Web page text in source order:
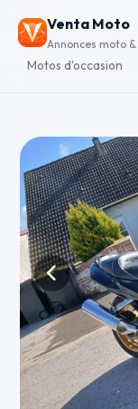
Venta Moto
Annonces moto
Motos d'occasion